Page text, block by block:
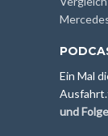
Ein Mal
und